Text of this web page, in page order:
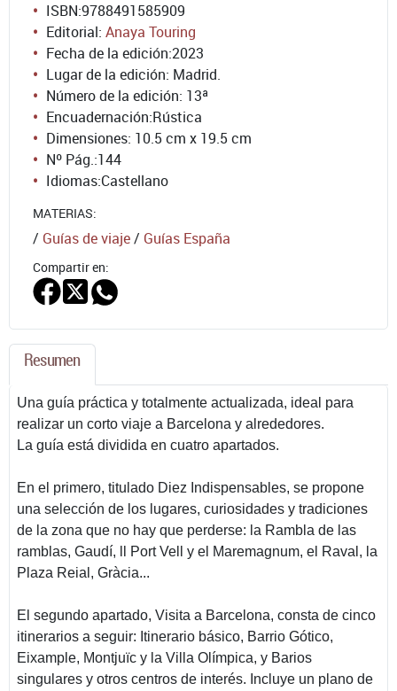
ISBN:9788491585909
Editorial: Anaya Touring
Fecha de la edición:2023
Lugar de la edición: Madrid.
Número de la edición: 13ª
Encuadernación:Rústica
Dimensiones: 10.5 cm x 19.5 cm
Nº Pág.:144
Idiomas:Castellano
MATERIAS:
/ Guías de viaje/ Guías España
Compartir en:
Resumen
Una guía práctica y totalmente actualizada, ideal para
realizar un corto viaje a Barcelona y alrededores.
La guía está dividida en cuatro apartados.
En el primero, titulado Diez Indispensables, se propone
una selección de los lugares, curiosidades y tradiciones
de la zona que no hay que perderse: la Rambla de las
ramblas, Gaudí, ll Port Vell y el Maremagnum, el Raval, la
Plaza Reial, Gràcia...
El segundo apartado, Visita a Barcelona, consta de cinco
itinerarios a seguir: Itinerario básico, Barrio Gótico,
Eixample, Montjuïc y la Villa Olímpica, y Barios
singulares y otros centros de interés. Incluye un plano de